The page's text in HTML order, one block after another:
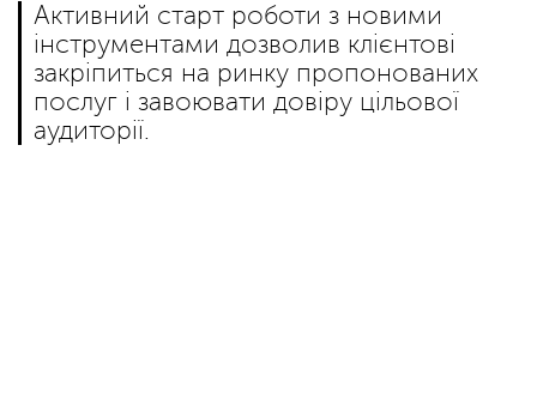
Активний старт роботи з новими
інструментами дозволив клієнтові
закріпиться на ринку пропонованих
послуг і завоювати довіру цільової
аудиторії.